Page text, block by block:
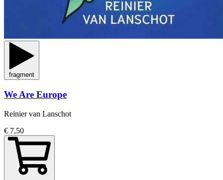
fragment
We Are Europe
Reinier van Lanschot
€ 7,50